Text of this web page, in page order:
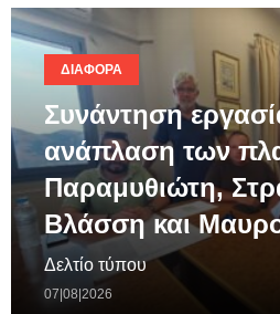
ΔΙΆΦΟΡΑ
Συνάντηση
ανάπλαση των
Παραμυθιώτη,
Βλάσση και
Δελτίο τύπου
07|08|2026